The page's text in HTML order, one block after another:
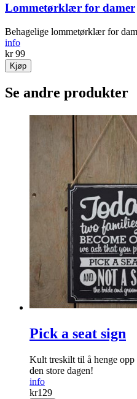
Lommetørklær for damer
Behagelige lommetørklær for
info
kr 99
Kjøp
Se andre produkter
Pick a seat sign
Kult treskilt til å henge opp
den store dagen!
info
kr129